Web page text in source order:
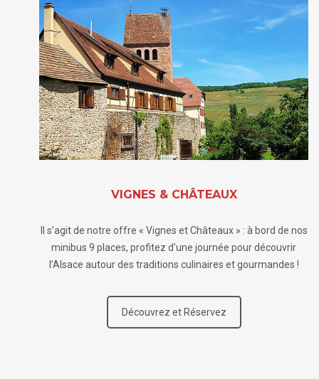
VIGNES & CHÂTEAUX
Il s’agit de notre offre « Vignes et Châteaux » : à bord de nos
minibus 9 places, profitez d’une journée pour découvrir
l’Alsace autour des traditions culinaires et gourmandes !
Découvrez et Réservez